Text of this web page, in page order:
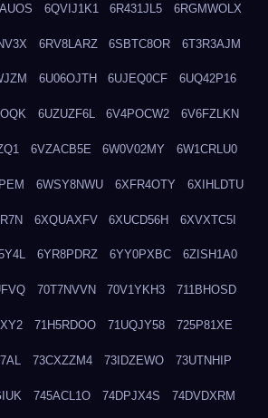
6QVIJ1K1 6R431JL5 6RGMWOLX
6RV8LARZ 6SBTC8OR 6T3R3AJM
6U06OJTH 6UJEQ0CF 6UQ42P16
6UZUZF6L 6V4POCW2 6V6FZLKN
6VZACB5E 6W0V02MY 6W1CRLU0
6WSY8NWU 6XFR4OTY 6XIHLDTU
6XQUAXFV 6XUCD56H 6XVXTC5I
6YR8PDRZ 6YY0PXBC 6ZISH1A0
70T7NVVN 70V1YKH3 711BHOSD
71H5RDOO 71UQJY58 725P81XE
73CXZZM4 73IDZEWO 73UTNHIP
745ACL1O 74DPJX4S 74DVDXRM